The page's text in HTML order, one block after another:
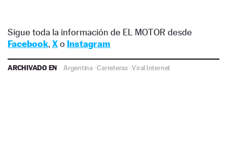
Sigue toda la información de EL MOTOR desde
Facebook, Xo Instagram
ARCHIVADO EN Argentina·Carreteras·Viral Internet